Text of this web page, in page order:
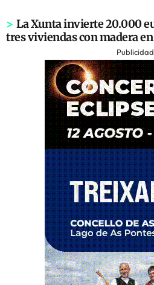
> La Xunta invierte 20.000
tres viviendas con madera
Publicidad